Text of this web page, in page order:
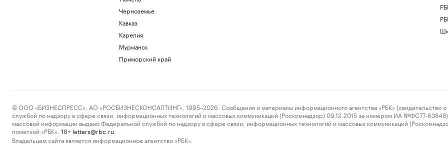
компаний, разместивших облигации
Сухогруз под флагом Турции подвергся
Черноземье
Кавказ
Карелия
Мурманск
Приморский край
© ООО «БИЗНЕСПРЕСС», АО «РОСБИЗНЕСКОНСАЛТИНГ», 1995–2026. Сообщения и материалы информационного агентства «РБК» (свидетельство о
службой по надзору в сфере связи, информационных технологий и массовых коммуникаций (Роскомнадзор) 09.12.2015 за номером ИА №ФС77-63848)
массовой информации выдано Федеральной службой по надзору в сфере связи, информационных технологий и массовых коммуникаций
пометкой «РБК».
18+ letters@rbc.ru
Владельцем сайта является информационное агентство «РБК».